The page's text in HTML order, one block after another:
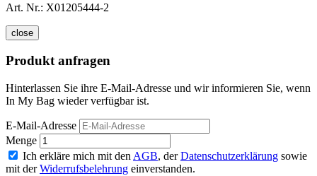
Art. Nr.: X01205444-2
close
Produkt anfragen
Hinterlassen Sie ihre E-Mail-Adresse und wir informieren Sie, wenn
In My Bag wieder verfügbar ist.
E-Mail-Adresse
Menge
Ich erkläre mich mit den AGB, derDatenschutzerklärung sowie
mit derWiderrufsbelehrung einverstanden.